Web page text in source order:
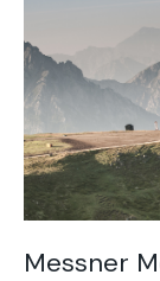
Messner